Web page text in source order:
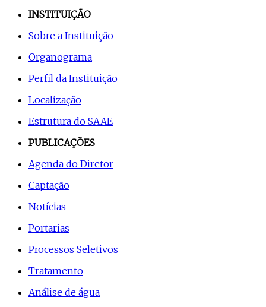
INSTITUIÇÃO
Sobre a Instituição
Organograma
Perfil da Instituição
Localização
Estrutura do SAAE
PUBLICAÇÕES
Agenda do Diretor
Captação
Notícias
Portarias
Processos Seletivos
Tratamento
Análise de água